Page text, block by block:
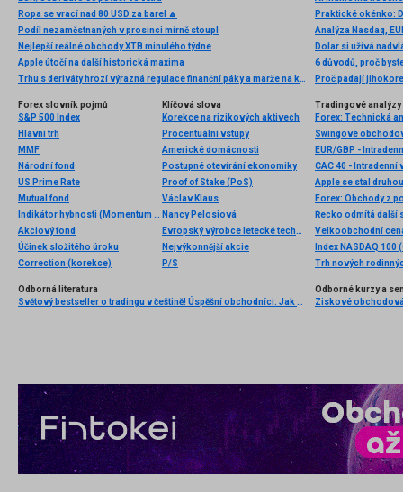
Ropa se vrací nad 80 USD za barel 🔼
Podíl nezaměstnaných v prosinci mírně stoupl
Nejlepší reálné obchody XTB minulého týdne
Apple útočí na další historická maxima
Trhu s deriváty hrozí výrazná regulace finanční páky a marže na konkrétní pozice. Každý se může postavit proti
Praktické okénko:
Analýza Nasdaq,
Dolar si užívá
Proč padají
Forex slovník pojmů
S&P 500 Index
Hlavní trh
MMF
Národní fond
US Prime Rate
Mutual fond
Indikátor hybnosti (Momentum indicator)
Akciový fond
Účinek složitého úroku
Correction (korekce)
Klíčová slova
Korekce na rizikových aktivech
Procentuální vstupy
Americké domácnosti
Postupné otevírání ekonomiky
Proof of Stake (PoS)
Václav Klaus
Nancy Pelosiová
Evropský výrobce letecké techniky
Nejvýkonnější akcie
P/S
Tradingové analýzy
Forex: Technická
Swingové
EUR/GBP -
CAC 40 - Intradenní
Forex: Obchody z
Řecko odmítá další
Index NASDAQ
Trh nových
Odborná literatura
Světový bestseller o tradingu v češtině! Úspěšní obchodníci: Jak běžní lidé porážejí Wall Street v jeho vlastní hře
Odborné kurzy a